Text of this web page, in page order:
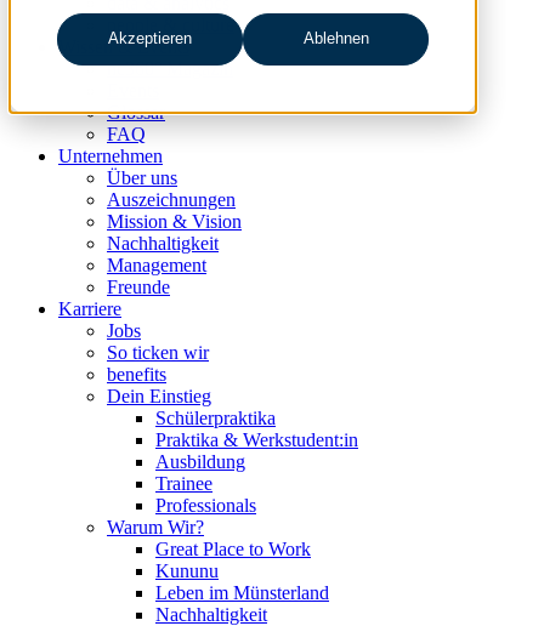
Akzeptieren Ablehnen
people & culture
Wissen & Events
nc360° Magazin
Glossar
FAQ
Unternehmen
Über uns
Auszeichnungen
Mission & Vision
Nachhaltigkeit
Management
Freunde
Karriere
Jobs
So ticken wir
benefits
Dein Einstieg
Schülerpraktika
Praktika & Werkstudent:in
Ausbildung
Trainee
Professionals
Warum Wir?
Great Place to Work
Kununu
Leben im Münsterland
Nachhaltigkeit